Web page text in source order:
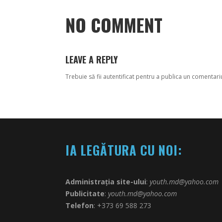
NO COMMENT
LEAVE A REPLY
Trebuie să fii autentificat pentru a publica un
IA LEGĂTURA CU NOI:
Administrația site-ului: youth.md@yahoo.com
Publicitate: youth.md@yahoo.com
Telefon: +373 69 588 273